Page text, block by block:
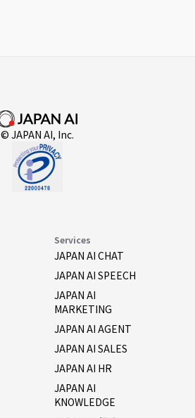
© JAPAN AI, Inc.
Services
JAPAN AI CHAT
JAPAN AI SPEECH
JAPAN AI
MARKETING
JAPAN AI AGENT
JAPAN AI SALES
JAPAN AI HR
JAPAN AI
KNOWLEDGE